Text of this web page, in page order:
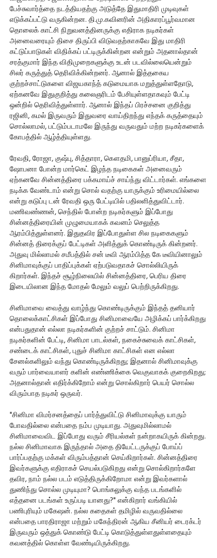
பேச்சுவார்த்தை நடத்தியதற்கு அடுத்தே இதுமாதிரி முடிவுகள்
எடுக்கப்பட்டு வருகின்றன. தி.மு.கவினரின் அதிகாரப்பூர்வமான
தொலைக் காட்சி நிறுவனத்தினருக்கு எதிராக நடிகர்கள்
அனைவரையும் திசை திருப்பி விடுவதற்காகவே இது மாதிரி
கட்டுப்பாடுகள் விதிக்கப் பட்டிருக்கின்றன என்றும் அதனால்தான்
சரத்குமார் இந்த விதிமுறைகளுக்கு உடன் படவில்லையென்றும்
சிலர் கருத்துத் தெரிவிக்கின்றனர். ஆனால் இத்தகைய
குற்றச்சாட்டுகளை விஜயகாந்த் கடுமையாக மறுத்துள்ளதோடு,
ஏற்கனவே இதுகுறித்து கலைஞரிடம் பேசியுள்ளதாகவும் பேட்டி
ஒன்றில் தெரிவித்துள்ளார். ஆனால் இந்தப் பிரச்சனை குறித்து
ரஜினி, கமல் இருவரும் இதுவரை வாய்திறந்து எந்தக் கருத்தையும்
சொல்லாமல், பட்டும்படாமலே இருந்து வருவதும் மற்ற நடிகர்களைக்
கோபத்தில் ஆழ்த்தியுள்ளது.
ரேவதி, ரோஜா, குஷ்பு, சித்தாரா, கௌதமி, பானுப்ரியா, சீதா,
ஷோபனா போன்ற மார்கெட் இழந்த நடிகைகள் அனைவரும்
ஏற்கனவே சின்னத்திரை பக்கமாய்ச் சாய்ந்து விட்டார்கள். எங்களை
நடிக்க வேண்டாம் என்று சொல் வதற்கு யாருக்கும் உரிமையில்லை
என்று கடுப்பு டன் ரேவதி ஒரு பேட்டியில் பதிலளித்துவிட்டார்.
மணிவண்ணன், செந்தில் போன்ற நடிகர்களும் இப்போது
சின்னத்திரையின் முழுமையாகக் கவனம் செலுத்த
ஆரம்பித்துள்ளனர். இதுதவிர இப்போதுள்ள சில நடிகைகளும்
சின்னத் திரைக்குப் பேட்டிகள் அளித்துக் கொண்டிருக் கின்றனர்.
அதுவு மில்லாமல் சமீபத்தில் சன் டீவி ஆரம்பித்த கே டீவியினாலும்
சினிமாவுக்குப் பாதிப்புக்கள் ஏற்படுவதாகச் சொல்லியிருக்
கிறார்கள். இந்தச் சூழ்நிலையில் சின்னத்திரை, பெரிய திரை
இடையிலான இந்த மோதல் மேலும் வலுப் பெற்றிருக்கிறது.
சினிமாவை வைத்து வாழ்ந்து கொண்டிருக்கும் இந்தத் தனியார்
தொலைக்காட்சிகள் இப்போது சினிமாவையே அழிக்கப் பார்க்கிறது
என்பதுதான் எல்லா நடிகர்களின் குற்றச் சாட்டும். சினிமா
நடிகர்களின் பேட்டி, சினிமா பாடல்கள், நகைச்சுவைக் காட்சிகள்,
சண்டைக் காட்சிகள், புதுச் சினிமா காட்சிகள் என எல்லா
சேனல்களிலும் வந்து கொண்டிருக்கிறது; இதனால் சினிமாவுக்கு
வரும் பார்வையாளர் களின் எண்ணிக்கை வெகுவாகக் குறைகிறது;
அதனால்தான் எதிர்க்கிறோம் என்று சொல்கிறார் பெயர் சொல்ல
விரும்பாத நடிகர் ஒருவர்.
"சினிமா விமர்சனத்தைப் பார்த்துவிட்டு சினிமாவுக்கு யாரும்
போவதில்லை என்பதை நம்ப முடியாது. அதுவுமில்லாமல்
சினிமாவைவிட இப்போது வரும் சீரியல்கள் நன்றாகயிருக் கின்றது.
நல்ல சினிமாவாக இருந்தால் அதை தியேட்டருக்குப் போய்ப்
பார்ப்பதற்கு மக்கள் விரும்பத்தான் செய்கிறார்கள். சின்னத்திரை
இவர்களுக்கு எதிராகச் செயல்படுகிறது என்று சொல்கிறார்களே
தவிர, நாம் நல்ல படம் எடுத்திருக்கிறோமா என்று இவர்களால்
துணிந்து சொல்ல முடியுமா? பொங்கலுக்கு வந்த படங்களில்
எத்தனை படங்கள் உருப்படி யானது?" என்கிறார் வங்கியில்
பணிபுரியும் மகேஷன். நல்ல கதைகள் தமிழில் வருவதில்லை
என்பதை பாரதிராஜா மற்றும் மகேந்திரன் ஆகிய சீனியர் டைரக்டர்
இருவரும் ஒத்துக் கொண்டு பேட்டி கொடுத்துள்ளதுள்ளதையும்
கவனத்தில் கொள்ள வேண்டியிருக்கிறது.